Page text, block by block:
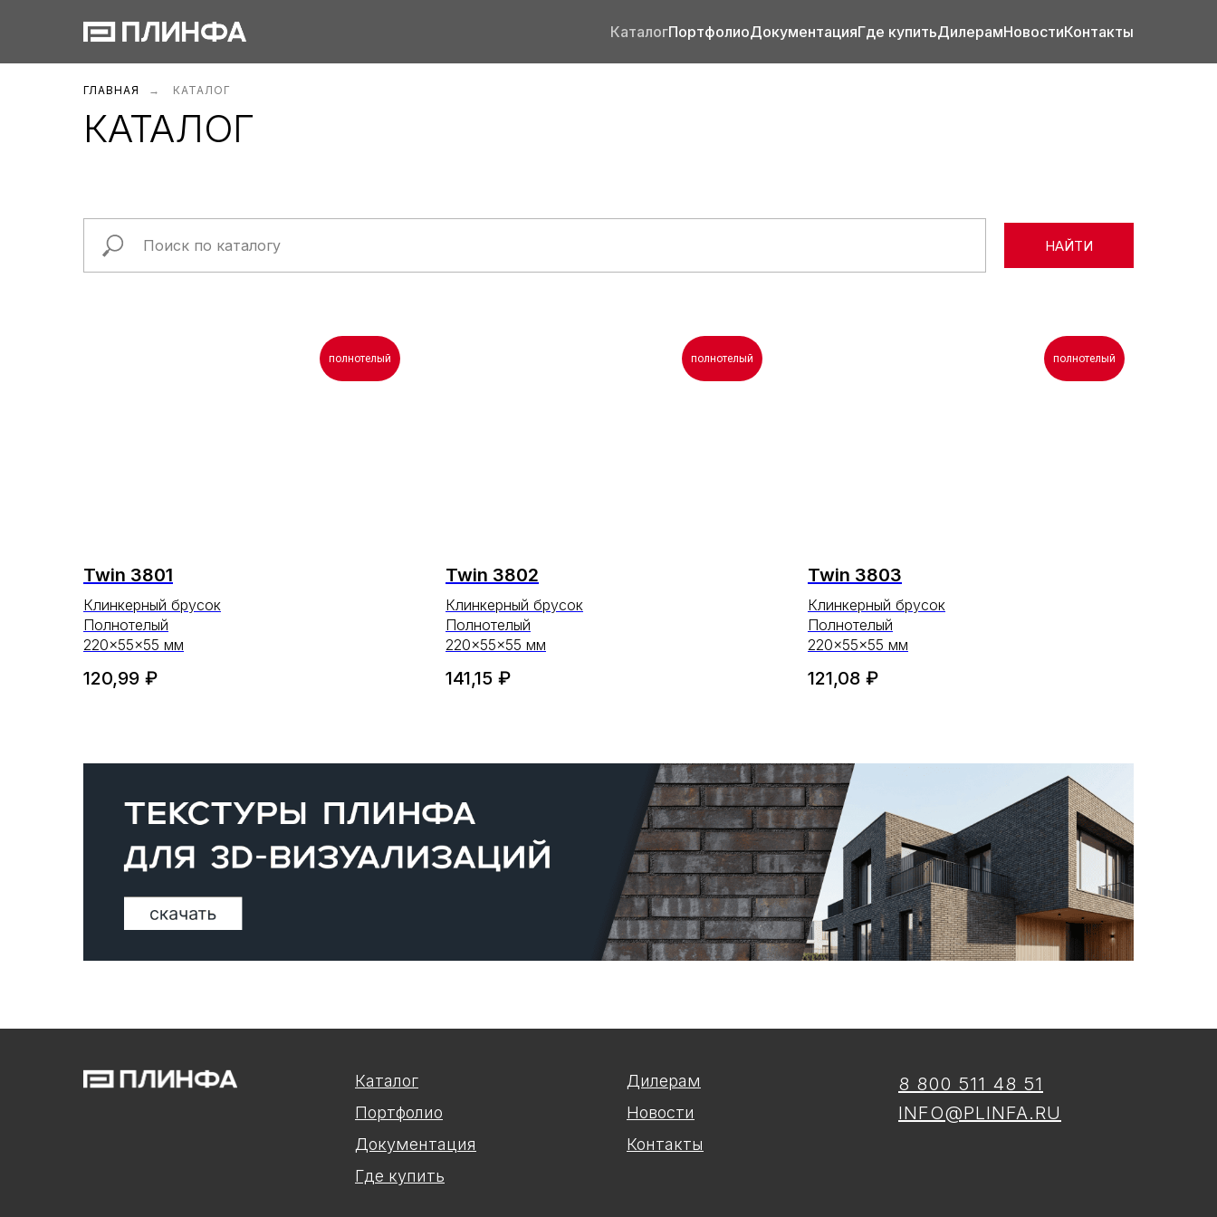
КаталогПортфолиоДокументацияГде купитьДилерамНовостиКонтакты
ГЛАВНАЯ → КАТАЛОГ
КАТАЛОГ
НАЙТИ
полнотелый
Twin 3801
Клинкерный брусок
Полнотелый
220×55×55 мм
120,99 ₽
полнотелый
Twin 3802
Клинкерный брусок
Полнотелый
220×55×55 мм
141,15 ₽
полнотелый
Twin 3803
Клинкерный брусок
Полнотелый
220×55×55 мм
121,08 ₽
Каталог
Портфолио
Документация
Где купить
Дилерам
Новости
Контакты
8 800 511 48 51
INFO@PLINFA.RU